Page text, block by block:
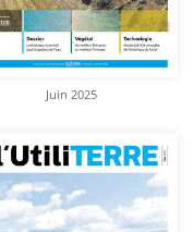
Juin 2025